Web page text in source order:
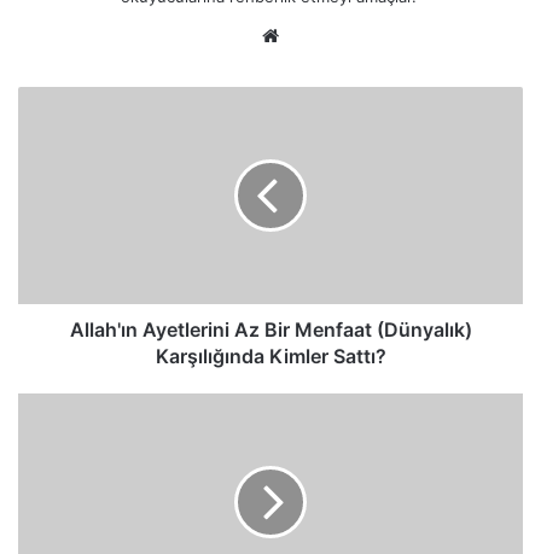
Sattı?
Allah'ın Ayetlerini Az Bir Menfaat (Dünyalık)
Karşılığında Kimler Sattı?